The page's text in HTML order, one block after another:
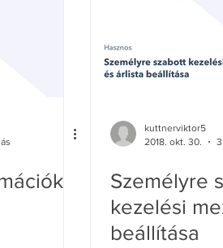
kuttnerviktor5
2018. okt. 30.
Személyre
kezelési
beállítása